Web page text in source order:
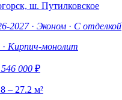
ш. Путилковское
2027 · Эконом · С отделкой
· Кирпич-монолит
000 ₽
– 27.2 м²